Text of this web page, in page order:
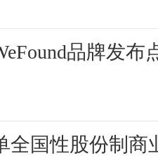
品牌发布
全国性股份制商